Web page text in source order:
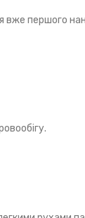
вже першого